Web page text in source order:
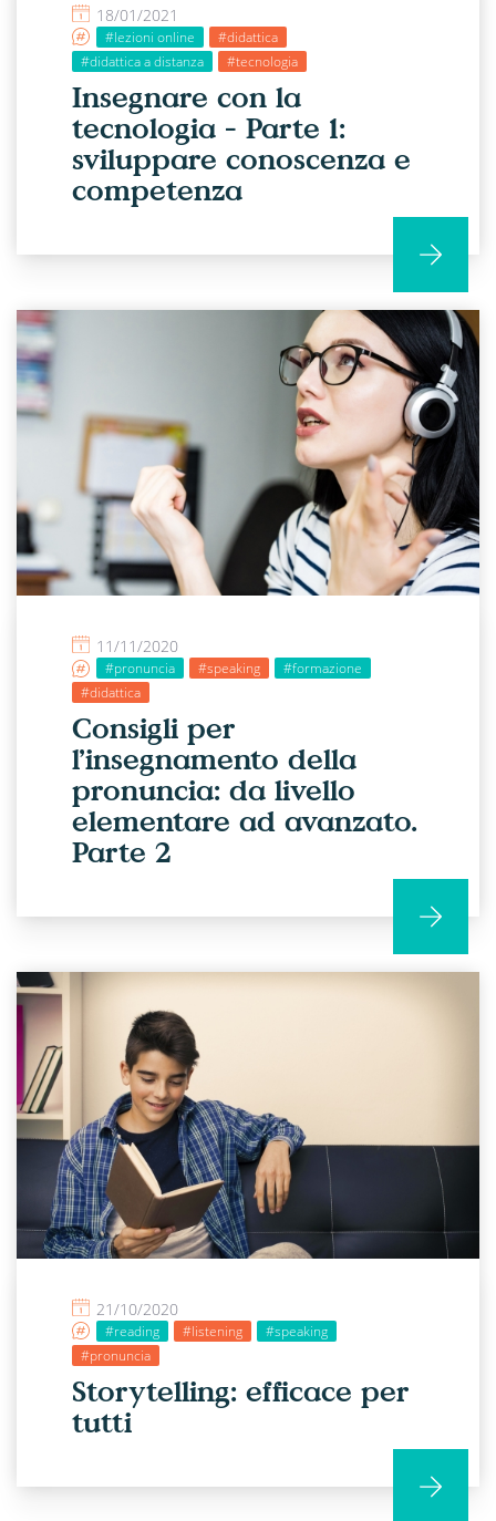
18/01/2021
#lezioni online
#didattica
#didattica a distanza
#tecnologia
Insegnare con la
tecnologia - Parte 1:
sviluppare conoscenza e
competenza
11/11/2020
#pronuncia #speaking
#formazione
#didattica
Consigli per
l’insegnamento della
pronuncia: da livello
elementare ad avanzato.
Parte 2
21/10/2020
#reading #listening
#speaking
#pronuncia
Storytelling: efficace per
tutti